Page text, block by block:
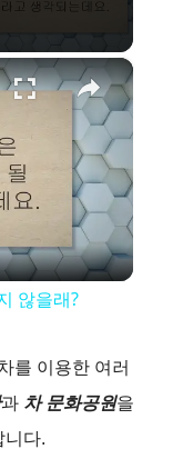
×
않을래?
를 이용한 여러
과 차 문화공원을
니다.